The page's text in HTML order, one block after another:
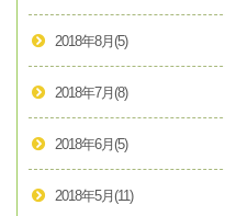
2018年8月 (5)
2018年7月 (8)
2018年6月 (5)
2018年5月 (11)